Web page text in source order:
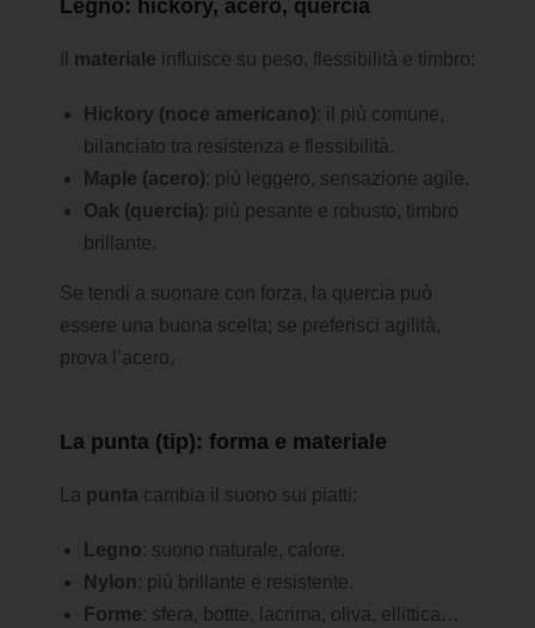
Legno: hickory, acero, quercia
materiale influisce su peso, flessibilità e timbro:
Hickory (noce americano): il più comune,
bilanciato tra resistenza e flessibilità.
Maple (acero): più leggero, sensazione agile.
Oak (quercia): più pesante e robusto, timbro
brillante.
Se tendi a suonare con forza, la quercia può
essere una buona scelta; se preferisci agilità,
prova l’acero.
La punta (tip): forma e materiale
La punta cambia il suono sui piatti:
Legno: suono naturale, calore.
Nylon: più brillante e resistente.
Forme: sfera, bottte, lacrima, oliva, ellittica…